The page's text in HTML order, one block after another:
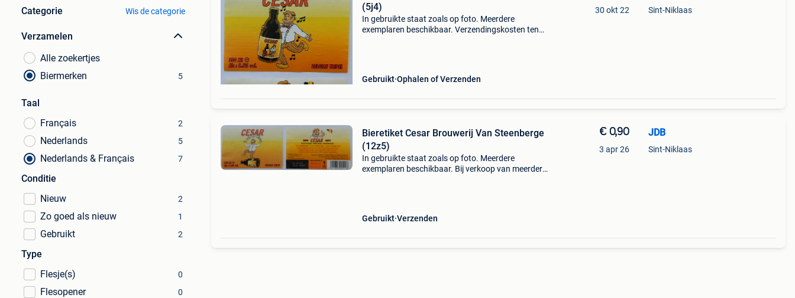
Categorie Wis de categorie
Verzamelen
Alle zoekertjes
Biermerken
5
Taal
Français
2
Nederlands 5
Nederlands & Français 7
Conditie
Nieuw
2
Zo goed als nieuw 1
Gebruikt 2
Type
Flesje(s)
0
Flesopener 0
(5j4)
In gebruikte staat zoals op foto. Meerdere
exemplaren beschikbaar. Verzendingskosten ten
Gebruikt Ophalen of Verzenden
30 okt 22 Sint-Niklaas
Bieretiket Cesar Brouwerij Van Steenberge
(12z5)
In gebruikte staat zoals op foto. Meerdere
exemplaren beschikbaar. Bij verkoop van meerdere
Gebruikt Verzenden
€ 0,90
3 apr 26
JDB
Sint-Niklaas